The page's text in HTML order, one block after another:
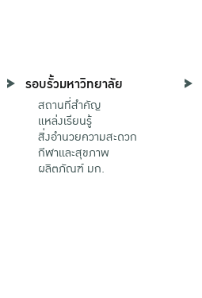
รอบรั้วมหาวิทยาลัย
สถานที่สำคัญ
แหล่งเรียนรู้
สิ่งอำนวยความสะดวก
กีฬาและสุขภาพ
ผลิตภัณฑ์ มก.